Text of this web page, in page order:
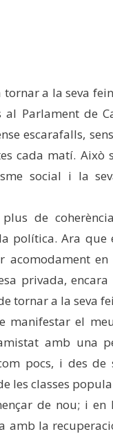
a la seva
al Parlament de
escarafalls,
cada matí. Això
social i la
de
política. Ara que
en
privada,
tornar a la seva
manifestar el
amb una
pocs, i des
les classes
de nou; i
amb la